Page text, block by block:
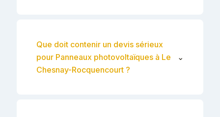
Que doit contenir un devis sérieux
pour Panneaux photovoltaïques à Le
Chesnay-Rocquencourt ?
⌄